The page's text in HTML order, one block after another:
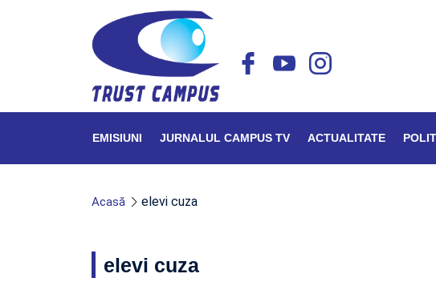
EMISIUNI JURNALUL CAMPUS TV ACTUALITATE
Acasă elevi cuza
elevi cuza